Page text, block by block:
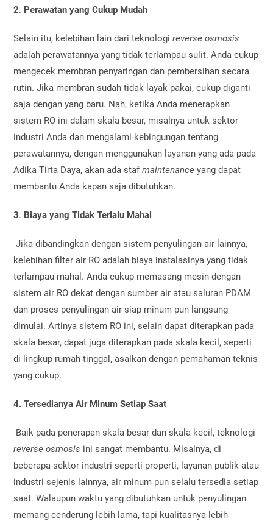
2. Perawatan yang Cukup Mudah
Selain itu, kelebihan lain dari teknologireverse osmosis
adalah perawatannya yang tidak terlampau sulit. Anda cukup
mengecek membran penyaringan dan pembersihan secara
rutin. Jika membran sudah tidak layak pakai, cukup diganti
saja dengan yang baru. Nah, ketika Anda menerapkan
sistem RO ini dalam skala besar, misalnya untuk sektor
industri Anda dan mengalami kebingungan tentang
perawatannya, dengan menggunakan layanan yang ada pada
Adika Tirta Daya, akan ada stafmaintenanceyang dapat
membantu Anda kapan saja dibutuhkan.
3. Biaya yang Tidak Terlalu Mahal
Jika dibandingkan dengan sistem penyulingan air lainnya,
kelebihan filter air RO adalah biaya instalasinya yang tidak
terlampau mahal. Anda cukup memasang mesin dengan
sistem air RO dekat dengan sumber air atau saluran PDAM
dan proses penyulingan air siap minum pun langsung
dimulai. Artinya sistem RO ini, selain dapat diterapkan pada
skala besar, dapat juga diterapkan pada skala kecil, seperti
di lingkup rumah tinggal, asalkan dengan pemahaman teknis
yang cukup.
4. Tersedianya Air Minum Setiap Saat
Baik pada penerapan skala besar dan skala kecil, teknologi
reverse osmosis ini sangat membantu. Misalnya, di
beberapa sektor industri seperti properti, layanan publik atau
industri sejenis lainnya, air minum pun selalu tersedia setiap
saat. Walaupun waktu yang dibutuhkan untuk penyulingan
memang cenderung lebih lama, tapi kualitasnya lebih